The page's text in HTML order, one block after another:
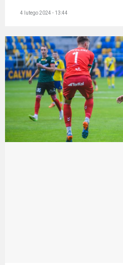
4 lutego 2024 - 13:44